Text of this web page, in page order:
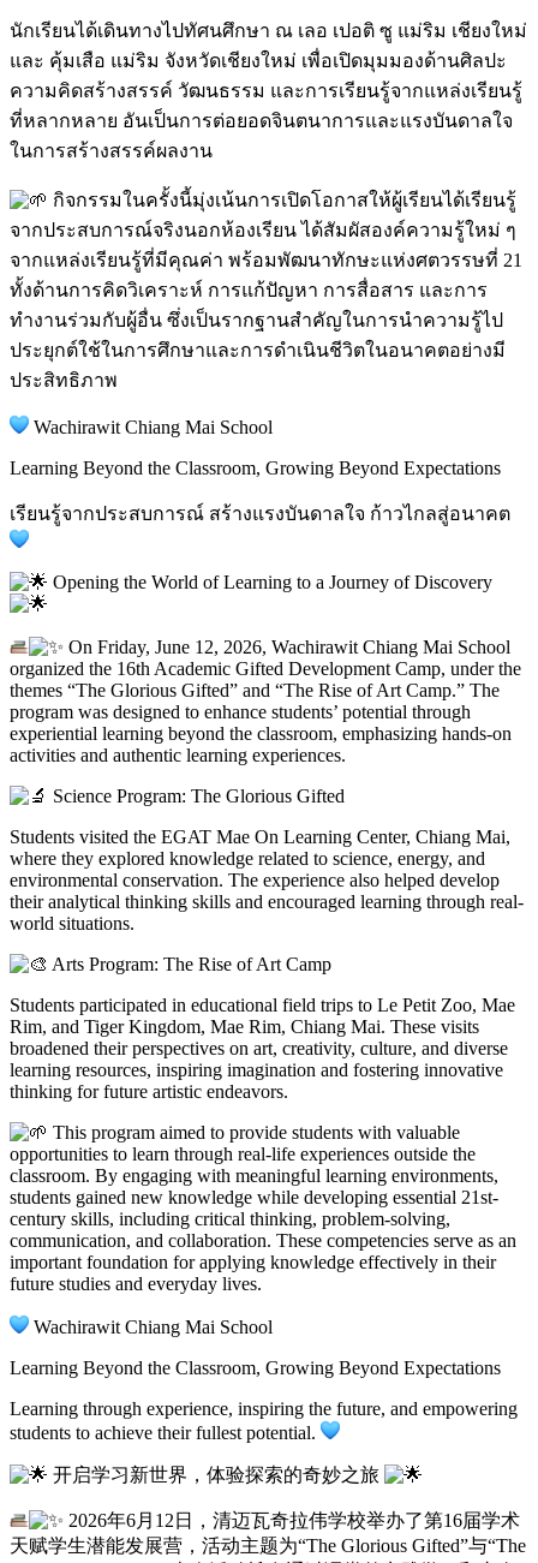
นักเรียนได้เดินทางไปทัศนศึกษา ณ เลอ เปอติ ซู แม่ริม เชียงใหม่
และ คุ้มเสือ แม่ริม จังหวัดเชียงใหม่ เพื่อเปิดมุมมองด้านศิลปะ
ความคิดสร้างสรรค์ วัฒนธรรม และการเรียนรู้จากแหล่งเรียนรู้
ที่หลากหลาย อันเป็นการต่อยอดจินตนาการและแรงบันดาลใจ
ในการสร้างสรรค์ผลงาน
กิจกรรมในครั้งนี้มุ่งเน้นการเปิดโอกาสให้ผู้เรียนได้เรียนรู้
จากประสบการณ์จริงนอกห้องเรียน ได้สัมผัสองค์ความรู้ใหม่ ๆ
จากแหล่งเรียนรู้ที่มีคุณค่า พร้อมพัฒนาทักษะแห่งศตวรรษที่ 21
ทั้งด้านการคิดวิเคราะห์ การแก้ปัญหา การสื่อสาร และการ
ทำงานร่วมกับผู้อื่น ซึ่งเป็นรากฐานสำคัญในการนำความรู้ไป
ประยุกต์ใช้ในการศึกษาและการดำเนินชีวิตในอนาคตอย่างมี
ประสิทธิภาพ
Wachirawit Chiang Mai School
Learning Beyond the Classroom, Growing Beyond Expectations
เรียนรู้จากประสบการณ์ สร้างแรงบันดาลใจ ก้าวไกลสู่อนาคต
Opening the World of Learning to a Journey of Discovery
On Friday, June 12, 2026, Wachirawit Chiang Mai School
organized the 16th Academic Gifted Development Camp, under the
themes “The Glorious Gifted” and “The Rise of Art Camp.” The
program was designed to enhance students’ potential through
experiential learning beyond the classroom, emphasizing hands-on
activities and authentic learning experiences.
Science Program: The Glorious Gifted
Students visited the EGAT Mae On Learning Center, Chiang Mai,
where they explored knowledge related to science, energy, and
environmental conservation. The experience also helped develop
their analytical thinking skills and encouraged learning through real-
world situations.
Arts Program: The Rise of Art Camp
Students participated in educational field trips to Le Petit Zoo, Mae
Rim, and Tiger Kingdom, Mae Rim, Chiang Mai. These visits
broadened their perspectives on art, creativity, culture, and diverse
learning resources, inspiring imagination and fostering innovative
thinking for future artistic endeavors.
This program aimed to provide students with valuable
opportunities to learn through real-life experiences outside the
classroom. By engaging with meaningful learning environments,
students gained new knowledge while developing essential 21st-
century skills, including critical thinking, problem-solving,
communication, and collaboration. These competencies serve as an
important foundation for applying knowledge effectively in their
future studies and everyday lives.
Wachirawit Chiang Mai School
Learning Beyond the Classroom, Growing Beyond Expectations
Learning through experience, inspiring the future, and empowering
students to achieve their fullest potential.
开启学习新世界，体验探索的奇妙之旅
2026年6月12日，清迈瓦奇拉伟学校举办了第16届学术
天赋学生潜能发展营，活动主题为“The Glorious Gifted”与“The